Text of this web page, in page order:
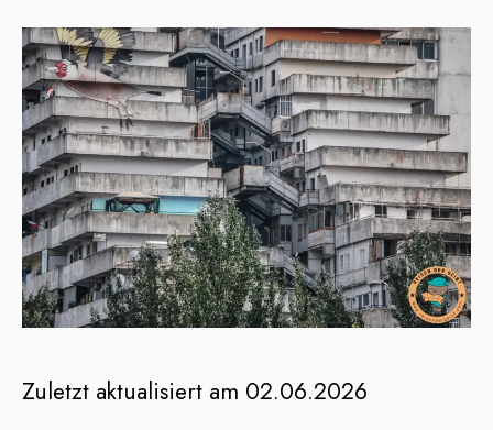
Zuletzt aktualisiert am 02.06.2026